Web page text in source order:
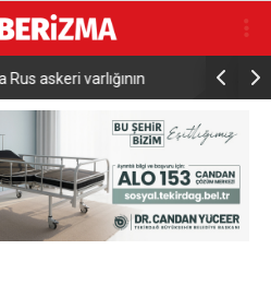
çevre mesajı: 25 bini
Yağmuru’nu izledi